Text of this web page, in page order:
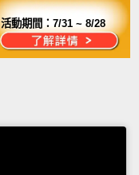
活動期間：7/31 ~ 8/28